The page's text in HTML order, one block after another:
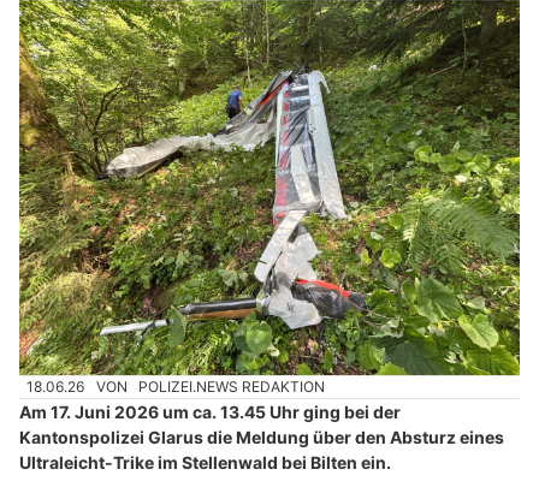
18.06.26 VON POLIZEI.NEWS REDAKTION
Am 17. Juni 2026 um ca. 13.45 Uhr ging bei der
Kantonspolizei Glarus die Meldung über den Absturz eines
Ultraleicht-Trike im Stellenwald bei Bilten ein.